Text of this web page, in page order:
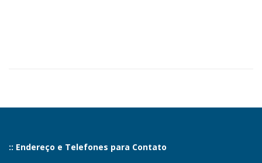
:: Endereço e Telefones para Contato